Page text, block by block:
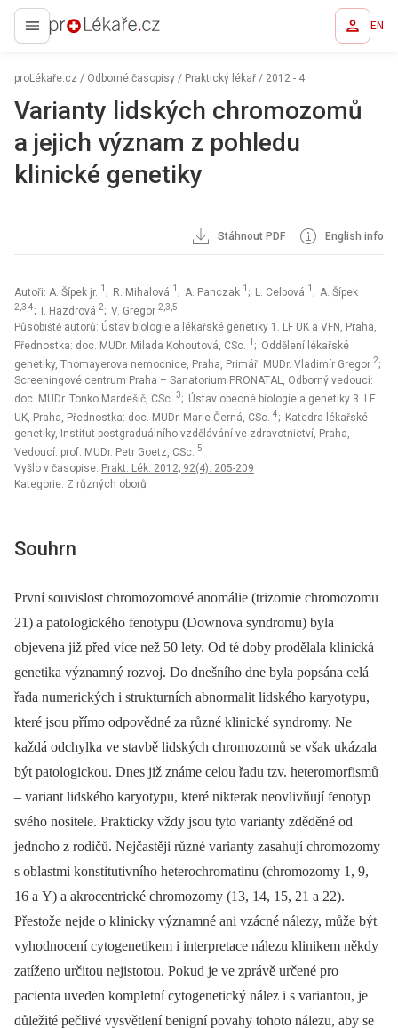
proLékaře.cz EN
proLékaře.cz / Odborné časopisy / Praktický lékař / 2012 - 4
Varianty lidských chromozomů
a jejich význam z pohledu
klinické genetiky
Stáhnout PDF English info
Autoři: A. Šípek jr. 1 ; R. Mihalová 1 ; A. Panczak 1 ; L. Celbová 1 ; A. Šípek
2,3,4; I. Hazdrová 2; V. Gregor 2,3,5
Působiště autorů: Ústav biologie a lékařské genetiky 1. LF UK a VFN, Praha,
Přednostka: doc. MUDr. Milada Kohoutová, CSc. 1 ; Oddělení lékařské
genetiky, Thomayerova nemocnice, Praha, Primář: MUDr. Vladimír Gregor 2;
Screeningové centrum Praha – Sanatorium PRONATAL, Odborný vedoucí:
doc. MUDr. Tonko Mardešič, CSc. 3; Ústav obecné biologie a genetiky 3. LF
UK, Praha, Přednostka: doc. MUDr. Marie Černá, CSc. 4; Katedra lékařské
genetiky, Institut postgraduálního vzdělávání ve zdravotnictví, Praha,
Vedoucí: prof. MUDr. Petr Goetz, CSc. 5
Vyšlo v časopise: Prakt. Lék. 2012; 92(4): 205-209
Kategorie: Z různých oborů
Souhrn
První souvislost chromozomové anomálie (trizomie chromozomu
21) a patologického fenotypu (Downova syndromu) byla
objevena již před více než 50 lety. Od té doby prodělala klinická
genetika významný rozvoj. Do dnešního dne byla popsána celá
řada numerických i strukturních abnormalit lidského karyotypu,
které jsou přímo odpovědné za různé klinické syndromy. Ne
každá odchylka ve stavbě lidských chromozomů se však ukázala
být patologickou. Dnes již známe celou řadu tzv. heteromorfismů
–⁠ variant lidského karyotypu, které nikterak neovlivňují fenotyp
svého nositele. Prakticky vždy jsou tyto varianty zděděné od
jednoho z rodičů. Nejčastěji různé varianty zasahují chromozomy
s oblastmi konstitutivního heterochromatinu (chromozomy 1, 9,
16 a Y) a akrocentrické chromozomy (13, 14, 15, 21 a 22).
Přestože nejde o klinicky významné ani vzácné nálezy, může být
vyhodnocení cytogenetikem i interpretace nálezu klinikem někdy
zatíženo určitou nejistotou. Pokud je ve zprávě určené pro
pacienta uveden kompletní cytogenetický nález i s variantou, je
důležité pečlivé vysvětlení benigní povahy tohoto nálezu, aby se